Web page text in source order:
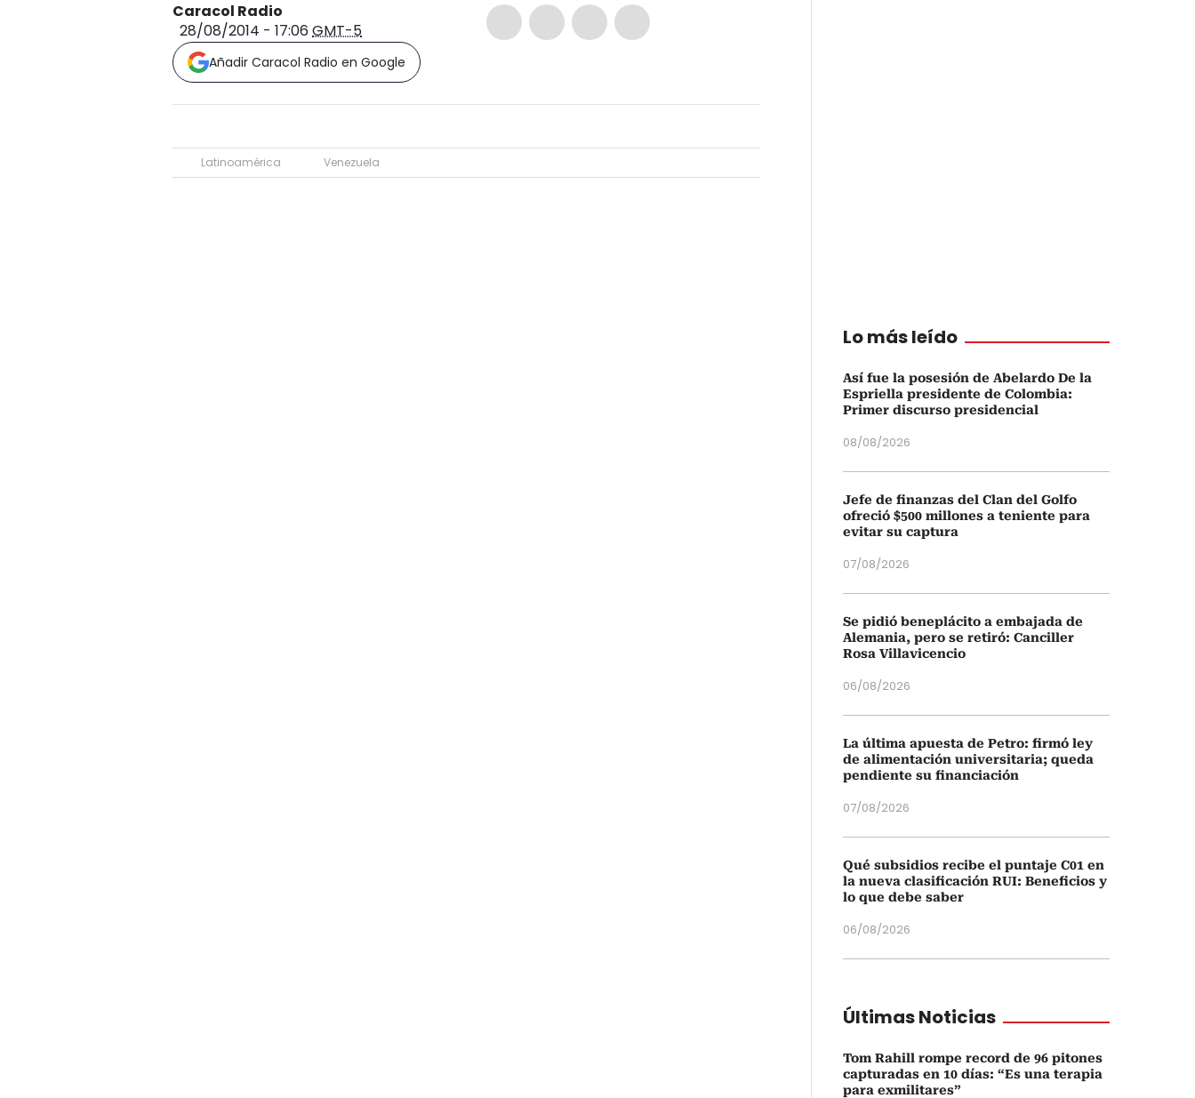
Caracol Radio
28/08/2014 - 17:06 GMT-5
Añadir Caracol Radio en Google
Latinoamérica Venezuela
Lo más leído
Así fue la posesión de Abelardo De la
Espriella presidente de Colombia:
Primer discurso presidencial
08/08/2026
Jefe de finanzas del Clan del Golfo
ofreció $500 millones a teniente para
evitar su captura
07/08/2026
Se pidió beneplácito a embajada de
Alemania, pero se retiró: Canciller
Rosa Villavicencio
06/08/2026
La última apuesta de Petro: firmó ley
de alimentación universitaria; queda
pendiente su financiación
07/08/2026
Qué subsidios recibe el puntaje C01 en
la nueva clasificación RUI: Beneficios y
lo que debe saber
06/08/2026
Últimas Noticias
Tom Rahill rompe record de 96 pitones
capturadas en 10 días: “Es una terapia
para exmilitares”